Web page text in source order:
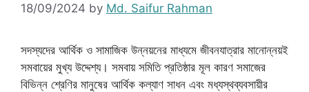
18/09/2024 by Md. Saifur Rahman
সদস্যদের আর্থিক ও সামাজিক উন্নয়নের মাধ্যমে জীবনযাত্রার মানোন্নয়ই
সমবায়ের মুখ্য উদ্দেশ্য। সমবায় সমিতি প্রতিষ্ঠার মূল কারণ সমাজের
বিভিন্ন শ্রেণির মানুষের আর্থিক কল্যাণ সাধন এবং মধ্যস্থব্যবসায়ীর